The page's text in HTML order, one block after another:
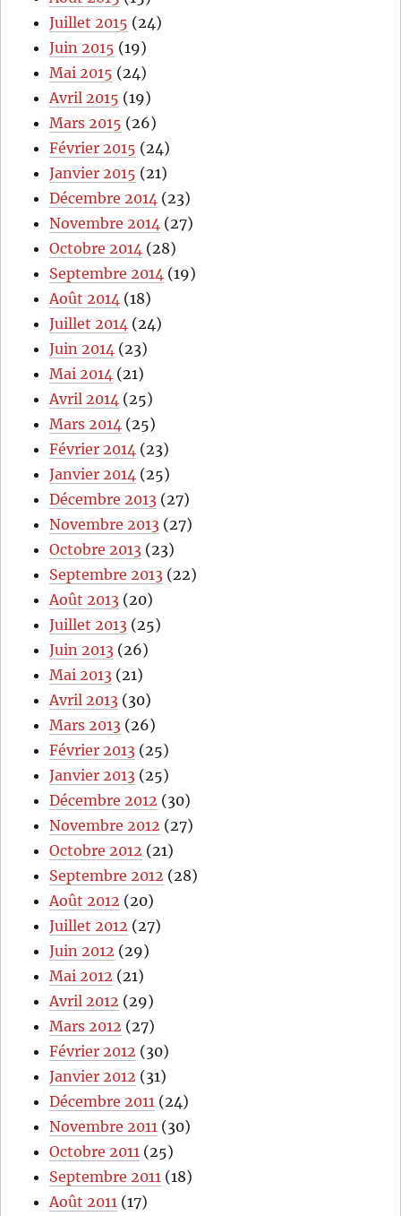
Juillet 2015 (24)
Juin 2015 (19)
Mai 2015 (24)
Avril 2015 (19)
Mars 2015 (26)
Février 2015 (24)
Janvier 2015 (21)
Décembre 2014 (23)
Novembre 2014 (27)
Octobre 2014 (28)
Septembre 2014 (19)
Août 2014 (18)
Juillet 2014 (24)
Juin 2014 (23)
Mai 2014 (21)
Avril 2014 (25)
Mars 2014 (25)
Février 2014 (23)
Janvier 2014 (25)
Décembre 2013 (27)
Novembre 2013 (27)
Octobre 2013 (23)
Septembre 2013 (22)
Août 2013 (20)
Juillet 2013 (25)
Juin 2013 (26)
Mai 2013 (21)
Avril 2013 (30)
Mars 2013 (26)
Février 2013 (25)
Janvier 2013 (25)
Décembre 2012 (30)
Novembre 2012 (27)
Octobre 2012 (21)
Septembre 2012 (28)
Août 2012 (20)
Juillet 2012 (27)
Juin 2012 (29)
Mai 2012 (21)
Avril 2012 (29)
Mars 2012 (27)
Février 2012 (30)
Janvier 2012 (31)
Décembre 2011 (24)
Novembre 2011 (30)
Octobre 2011 (25)
Septembre 2011 (18)
Août 2011 (17)